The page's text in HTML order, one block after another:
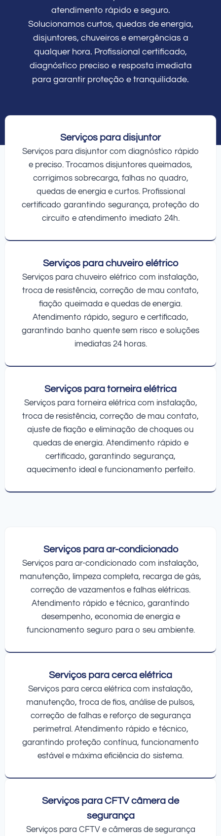
atendimento rápido e seguro.
Solucionamos curtos, quedas de energia,
disjuntores, chuveiros e emergências a
qualquer hora. Profissional certificado,
diagnóstico preciso e resposta imediata
para garantir proteção e tranquilidade.
Serviços para disjuntor
Serviços para disjuntor com diagnóstico rápido
e preciso. Trocamos disjuntores queimados,
corrigimos sobrecarga, falhas no quadro,
quedas de energia e curtos. Profissional
certificado garantindo segurança, proteção do
circuito e atendimento imediato 24h.
Serviços para chuveiro elétrico
Serviços para chuveiro elétrico com instalação,
troca de resistência, correção de mau contato,
fiação queimada e quedas de energia.
Atendimento rápido, seguro e certificado,
garantindo banho quente sem risco e soluções
imediatas 24 horas.
Serviços para torneira elétrica
Serviços para torneira elétrica com instalação,
troca de resistência, correção de mau contato,
ajuste de fiação e eliminação de choques ou
quedas de energia. Atendimento rápido e
certificado, garantindo segurança,
aquecimento ideal e funcionamento perfeito.
Serviços para ar-condicionado
Serviços para ar-condicionado com instalação,
manutenção, limpeza completa, recarga de gás,
correção de vazamentos e falhas elétricas.
Atendimento rápido e técnico, garantindo
desempenho, economia de energia e
funcionamento seguro para o seu ambiente.
Serviços para cerca elétrica
Serviços para cerca elétrica com instalação,
manutenção, troca de fios, análise de pulsos,
correção de falhas e reforço de segurança
perimetral. Atendimento rápido e técnico,
garantindo proteção contínua, funcionamento
estável e máxima eficiência do sistema.
Serviços para CFTV câmera de
segurança
Serviços para CFTV e câmeras de segurança